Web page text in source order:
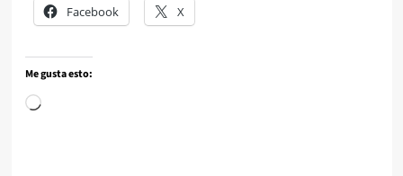
Facebook X
Me gusta esto: